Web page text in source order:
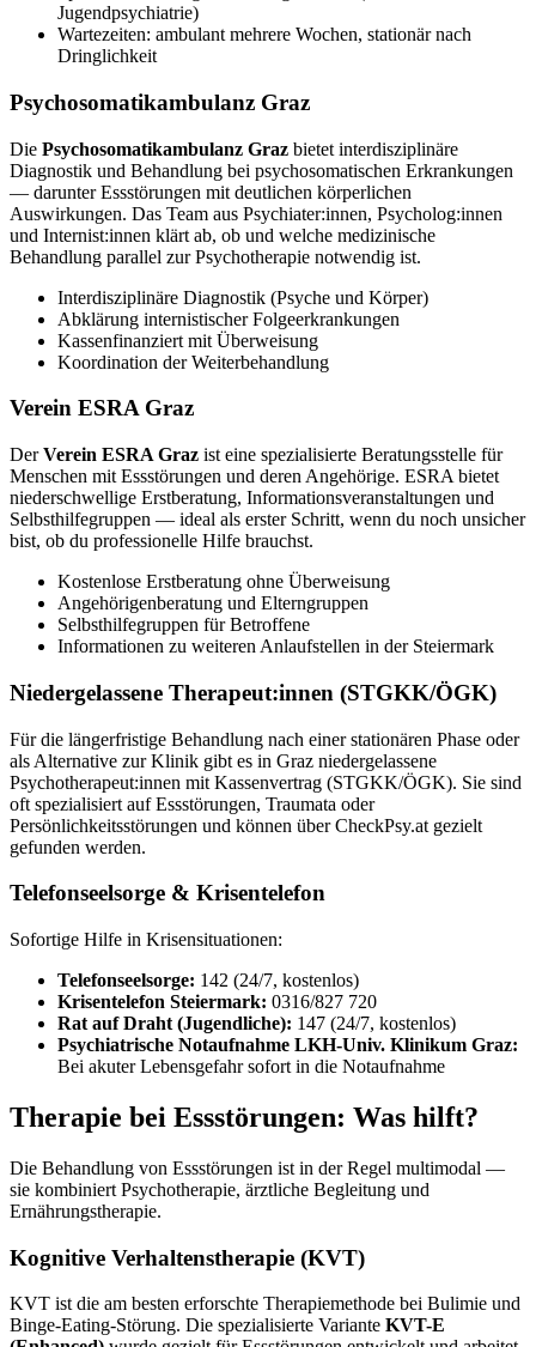
Jugendpsychiatrie)
Wartezeiten: ambulant mehrere Wochen, stationär nach
Dringlichkeit
Psychosomatikambulanz Graz
Die Psychosomatikambulanz Graz bietet interdisziplinäre
Diagnostik und Behandlung bei psychosomatischen Erkrankungen
— darunter Essstörungen mit deutlichen körperlichen
Auswirkungen. Das Team aus Psychiater:innen, Psycholog:innen
und Internist:innen klärt ab, ob und welche medizinische
Behandlung parallel zur Psychotherapie notwendig ist.
Interdisziplinäre Diagnostik (Psyche und Körper)
Abklärung internistischer Folgeerkrankungen
Kassenfinanziert mit Überweisung
Koordination der Weiterbehandlung
Verein ESRA Graz
DerVerein ESRA Graz ist eine spezialisierte Beratungsstelle für
Menschen mit Essstörungen und deren Angehörige. ESRA bietet
niederschwellige Erstberatung, Informationsveranstaltungen und
Selbsthilfegruppen — ideal als erster Schritt, wenn du noch unsicher
bist, ob du professionelle Hilfe brauchst.
Kostenlose Erstberatung ohne Überweisung
Angehörigenberatung und Elterngruppen
Selbsthilfegruppen für Betroffene
Informationen zu weiteren Anlaufstellen in der Steiermark
Niedergelassene Therapeut:innen (STGKK/ÖGK)
Für die längerfristige Behandlung nach einer stationären Phase oder
als Alternative zur Klinik gibt es in Graz niedergelassene
Psychotherapeut:innen mit Kassenvertrag (STGKK/ÖGK). Sie sind
oft spezialisiert auf Essstörungen, Traumata oder
Persönlichkeitsstörungen und können über CheckPsy.at gezielt
gefunden werden.
Telefonseelsorge & Krisentelefon
Sofortige Hilfe in Krisensituationen:
Telefonseelsorge: 142 (24/7, kostenlos)
Krisentelefon Steiermark: 0316/827 720
Rat auf Draht (Jugendliche): 147 (24/7, kostenlos)
Psychiatrische Notaufnahme LKH-Univ. Klinikum Graz:
Bei akuter Lebensgefahr sofort in die Notaufnahme
Therapie bei Essstörungen: Was hilft?
Die Behandlung von Essstörungen ist in der Regel multimodal —
sie kombiniert Psychotherapie, ärztliche Begleitung und
Ernährungstherapie.
Kognitive Verhaltenstherapie (KVT)
KVT ist die am besten erforschte Therapiemethode bei Bulimie und
Binge-Eating-Störung. Die spezialisierte Variante KVT-E